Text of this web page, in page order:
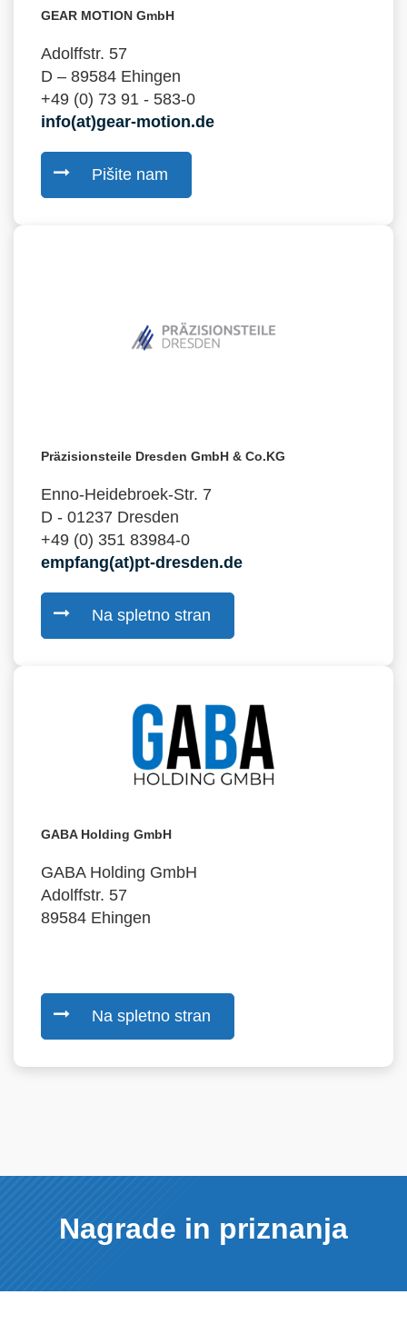
GEAR MOTION GmbH
Adolffstr. 57
D – 89584 Ehingen
+49 (0) 73 91 - 583-0
info(at)gear-motion.de
Pišite nam
Präzisionsteile Dresden GmbH & Co.KG
Enno-Heidebroek-Str. 7
D - 01237 Dresden
+49 (0) 351 83984-0
empfang(at)pt-dresden.de
Na spletno stran
GABA Holding GmbH
GABA Holding GmbH
Adolffstr. 57
89584 Ehingen
Na spletno stran
Nagrade in priznanja